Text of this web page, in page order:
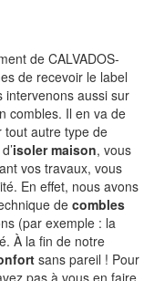
de CALVADOS-
de recevoir le label
intervenons aussi sur
combles. Il en va de
tout autre type de
isoler maison, vous
vos travaux, vous
En effet, nous avons
de combles
(par exemple : la
À la fin de notre
sans pareil ! Pour